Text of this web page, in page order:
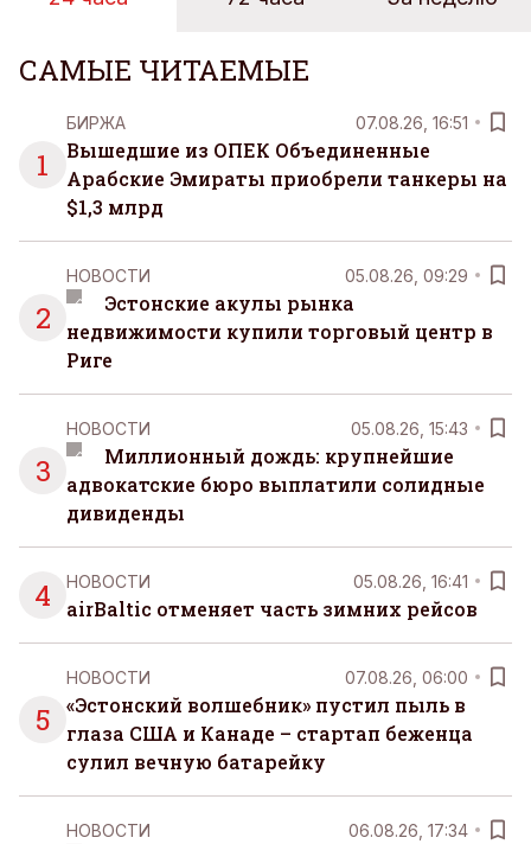
чаще люди ищут возможность просто быть здесь
и сейчас — без необходимости все
организовывать, планировать и за все отвечать
самостоятельно.
САМЫЕ ЧИТАЕМЫЕ
1
БИРЖА 07.08.26, 16:51
Вышедшие из ОПЕК Объединенные
Арабские Эмираты приобрели танкеры на
$1,3 млрд
2
НОВОСТИ 05.08.26, 09:29
Эстонские акулы рынка
недвижимости купили торговый центр в
Риге
3
НОВОСТИ 05.08.26, 15:43
Миллионный дождь: крупнейшие
адвокатские бюро выплатили солидные
дивиденды
4 НОВОСТИ 05.08.26, 16:41
airBaltic отменяет часть зимних рейсов
5
НОВОСТИ 07.08.26, 06:00
«Эстонский волшебник» пустил пыль в
глаза США и Канаде – стартап беженца
сулил вечную батарейку
НОВОСТИ 06.08.26, 17:34